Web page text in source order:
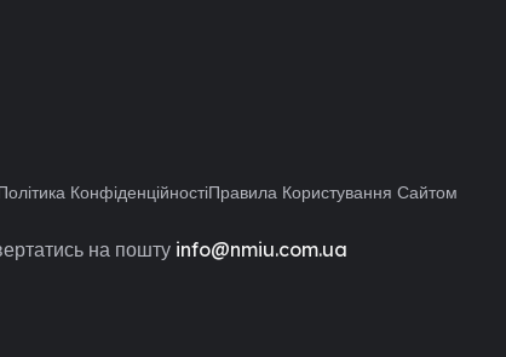
КонфіденційностіПравила Користування Сайтом
на пошту info@nmiu.com.ua